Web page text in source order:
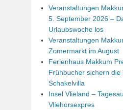
Veranstaltungen
5. September 2026 –
Urlaubswoche los
Veranstaltungen
Zomermarkt im August
Ferienhaus Makkum
Frühbucher sichern die
Schakelvilla
Insel Vlieland –
Vliehorsexpres